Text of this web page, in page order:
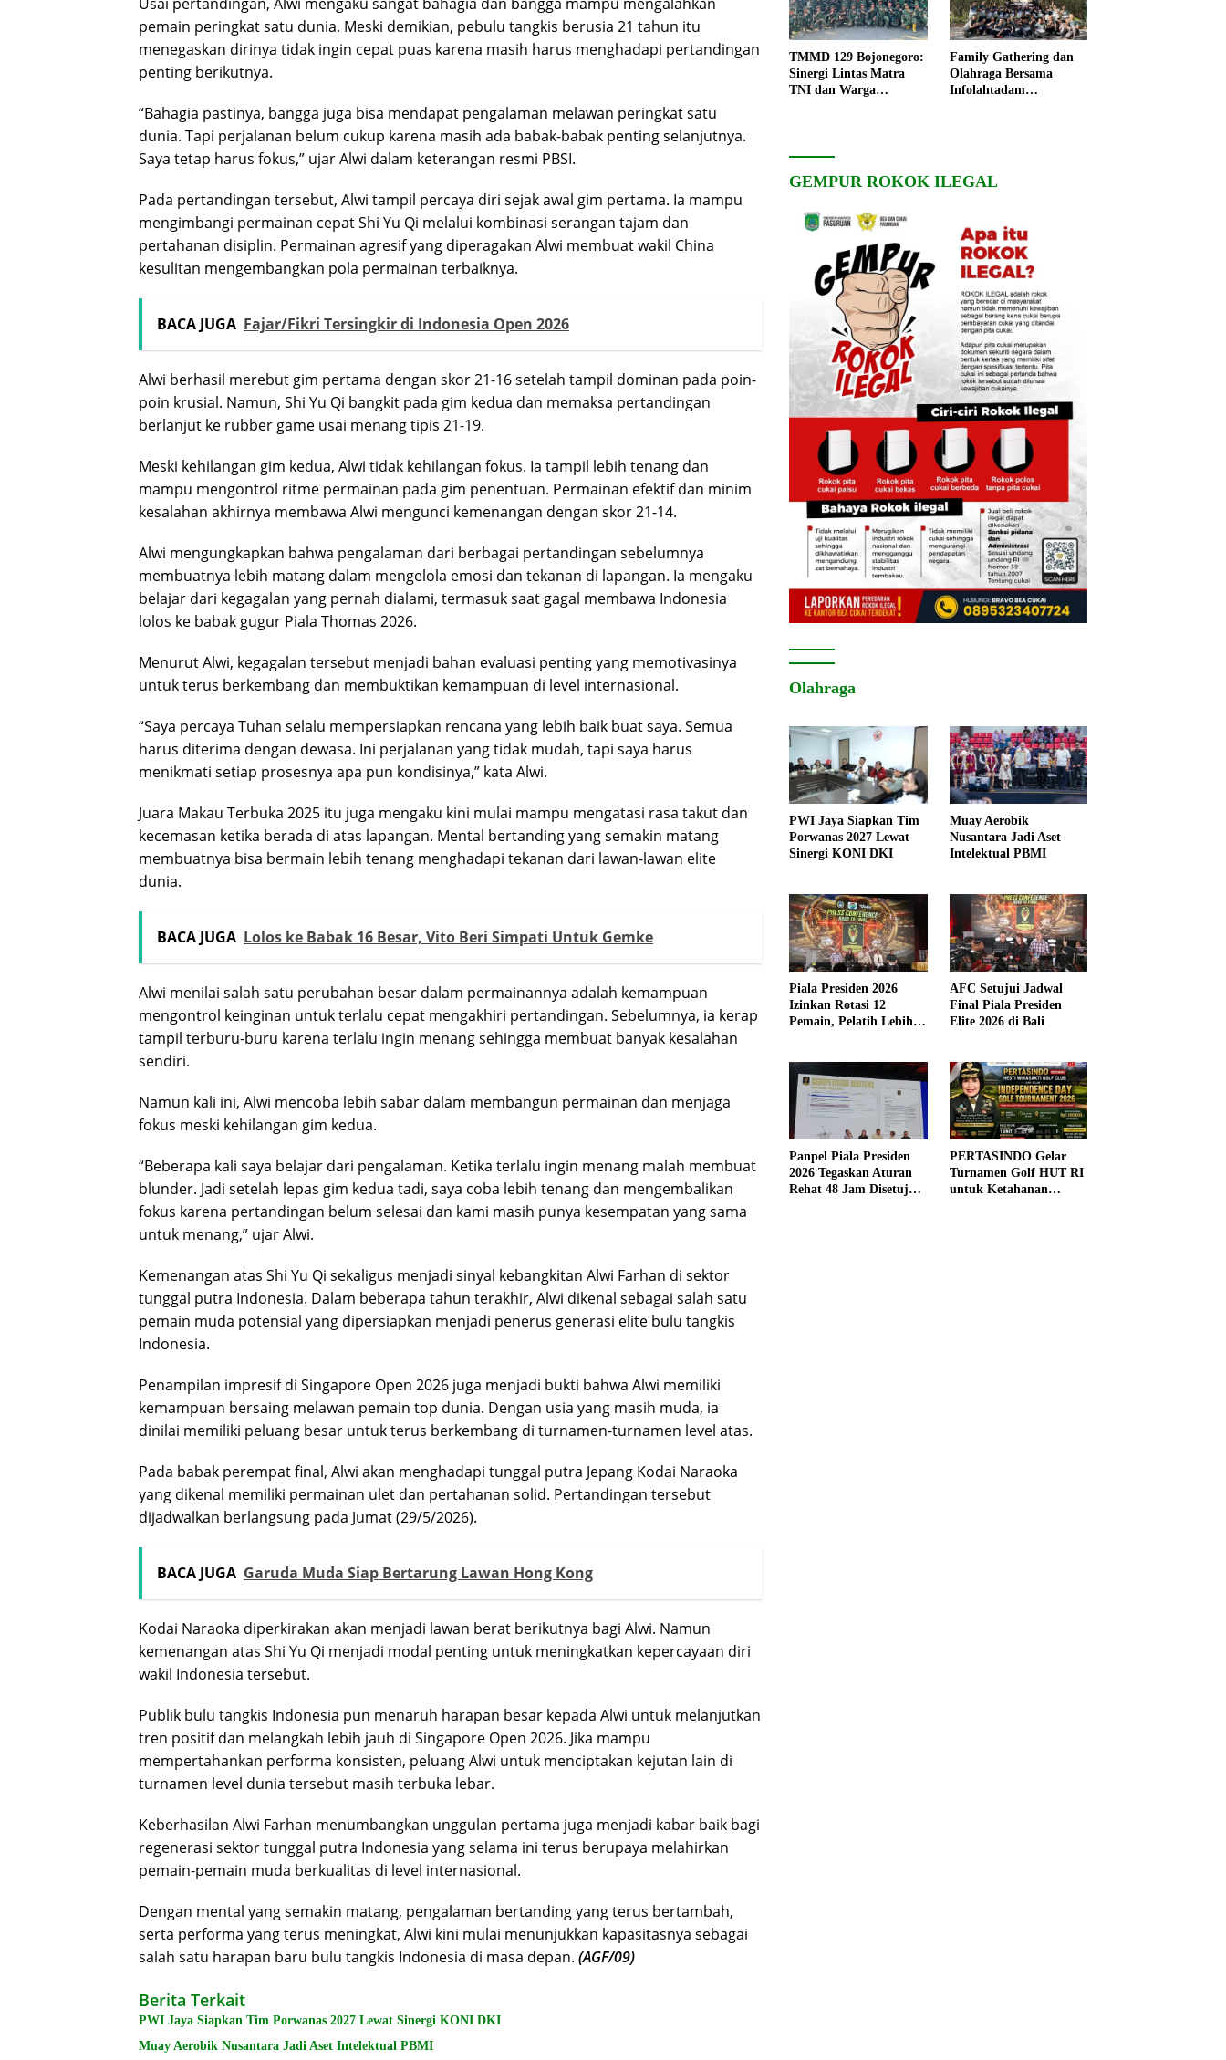
pemain peringkat satu dunia. Meski demikian, pebulu tangkis berusia 21 tahun itu
menegaskan dirinya tidak ingin cepat puas karena masih harus menghadapi pertandingan
penting berikutnya.
“Bahagia pastinya, bangga juga bisa mendapat pengalaman melawan peringkat satu
dunia. Tapi perjalanan belum cukup karena masih ada babak-babak penting selanjutnya.
Saya tetap harus fokus,” ujar Alwi dalam keterangan resmi PBSI.
Pada pertandingan tersebut, Alwi tampil percaya diri sejak awal gim pertama. Ia mampu
mengimbangi permainan cepat Shi Yu Qi melalui kombinasi serangan tajam dan
pertahanan disiplin. Permainan agresif yang diperagakan Alwi membuat wakil China
kesulitan mengembangkan pola permainan terbaiknya.
BACA JUGA Fajar/Fikri Tersingkir di Indonesia Open 2026
Alwi berhasil merebut gim pertama dengan skor 21-16 setelah tampil dominan pada poin-
poin krusial. Namun, Shi Yu Qi bangkit pada gim kedua dan memaksa pertandingan
berlanjut ke rubber game usai menang tipis 21-19.
Meski kehilangan gim kedua, Alwi tidak kehilangan fokus. Ia tampil lebih tenang dan
mampu mengontrol ritme permainan pada gim penentuan. Permainan efektif dan minim
kesalahan akhirnya membawa Alwi mengunci kemenangan dengan skor 21-14.
Alwi mengungkapkan bahwa pengalaman dari berbagai pertandingan sebelumnya
membuatnya lebih matang dalam mengelola emosi dan tekanan di lapangan. Ia mengaku
belajar dari kegagalan yang pernah dialami, termasuk saat gagal membawa Indonesia
lolos ke babak gugur Piala Thomas 2026.
Menurut Alwi, kegagalan tersebut menjadi bahan evaluasi penting yang memotivasinya
untuk terus berkembang dan membuktikan kemampuan di level internasional.
“Saya percaya Tuhan selalu mempersiapkan rencana yang lebih baik buat saya. Semua
harus diterima dengan dewasa. Ini perjalanan yang tidak mudah, tapi saya harus
menikmati setiap prosesnya apa pun kondisinya,” kata Alwi.
Juara Makau Terbuka 2025 itu juga mengaku kini mulai mampu mengatasi rasa takut dan
kecemasan ketika berada di atas lapangan. Mental bertanding yang semakin matang
membuatnya bisa bermain lebih tenang menghadapi tekanan dari lawan-lawan elite
dunia.
BACA JUGA Lolos ke Babak 16 Besar, Vito Beri Simpati Untuk Gemke
Alwi menilai salah satu perubahan besar dalam permainannya adalah kemampuan
mengontrol keinginan untuk terlalu cepat mengakhiri pertandingan. Sebelumnya, ia kerap
tampil terburu-buru karena terlalu ingin menang sehingga membuat banyak kesalahan
sendiri.
Namun kali ini, Alwi mencoba lebih sabar dalam membangun permainan dan menjaga
fokus meski kehilangan gim kedua.
“Beberapa kali saya belajar dari pengalaman. Ketika terlalu ingin menang malah membuat
blunder. Jadi setelah lepas gim kedua tadi, saya coba lebih tenang dan mengembalikan
fokus karena pertandingan belum selesai dan kami masih punya kesempatan yang sama
untuk menang,” ujar Alwi.
Kemenangan atas Shi Yu Qi sekaligus menjadi sinyal kebangkitan Alwi Farhan di sektor
tunggal putra Indonesia. Dalam beberapa tahun terakhir, Alwi dikenal sebagai salah satu
pemain muda potensial yang dipersiapkan menjadi penerus generasi elite bulu tangkis
Indonesia.
Penampilan impresif di Singapore Open 2026 juga menjadi bukti bahwa Alwi memiliki
kemampuan bersaing melawan pemain top dunia. Dengan usia yang masih muda, ia
dinilai memiliki peluang besar untuk terus berkembang di turnamen-turnamen level atas.
Pada babak perempat final, Alwi akan menghadapi tunggal putra Jepang Kodai Naraoka
yang dikenal memiliki permainan ulet dan pertahanan solid. Pertandingan tersebut
dijadwalkan berlangsung pada Jumat (29/5/2026).
BACA JUGA Garuda Muda Siap Bertarung Lawan Hong Kong
Kodai Naraoka diperkirakan akan menjadi lawan berat berikutnya bagi Alwi. Namun
kemenangan atas Shi Yu Qi menjadi modal penting untuk meningkatkan kepercayaan diri
wakil Indonesia tersebut.
Publik bulu tangkis Indonesia pun menaruh harapan besar kepada Alwi untuk melanjutkan
tren positif dan melangkah lebih jauh di Singapore Open 2026. Jika mampu
mempertahankan performa konsisten, peluang Alwi untuk menciptakan kejutan lain di
turnamen level dunia tersebut masih terbuka lebar.
Keberhasilan Alwi Farhan menumbangkan unggulan pertama juga menjadi kabar baik bagi
regenerasi sektor tunggal putra Indonesia yang selama ini terus berupaya melahirkan
pemain-pemain muda berkualitas di level internasional.
Dengan mental yang semakin matang, pengalaman bertanding yang terus bertambah,
serta performa yang terus meningkat, Alwi kini mulai menunjukkan kapasitasnya sebagai
salah satu harapan baru bulu tangkis Indonesia di masa depan. (AGF/09)
Berita Terkait
PWI Jaya Siapkan Tim Porwanas 2027 Lewat Sinergi KONI DKI
Muay Aerobik Nusantara Jadi Aset Intelektual PBMI
TMMD 129 Bojonegoro:
Sinergi Lintas Matra
TNI dan Warga
Family Gathering dan
Olahraga Bersama
Infolahtadam
GEMPUR ROKOK ILEGAL
Olahraga
PWI Jaya Siapkan Tim
Porwanas 2027 Lewat
Sinergi KONI DKI
Muay Aerobik
Nusantara Jadi Aset
Intelektual PBMI
Piala Presiden 2026
Izinkan Rotasi 12
Pemain, Pelatih Lebih
AFC Setujui Jadwal
Final Piala Presiden
Elite 2026 di Bali
Panpel Piala Presiden
2026 Tegaskan Aturan
Rehat 48 Jam Disetujui
PERTASINDO Gelar
Turnamen Golf HUT RI
untuk Ketahanan